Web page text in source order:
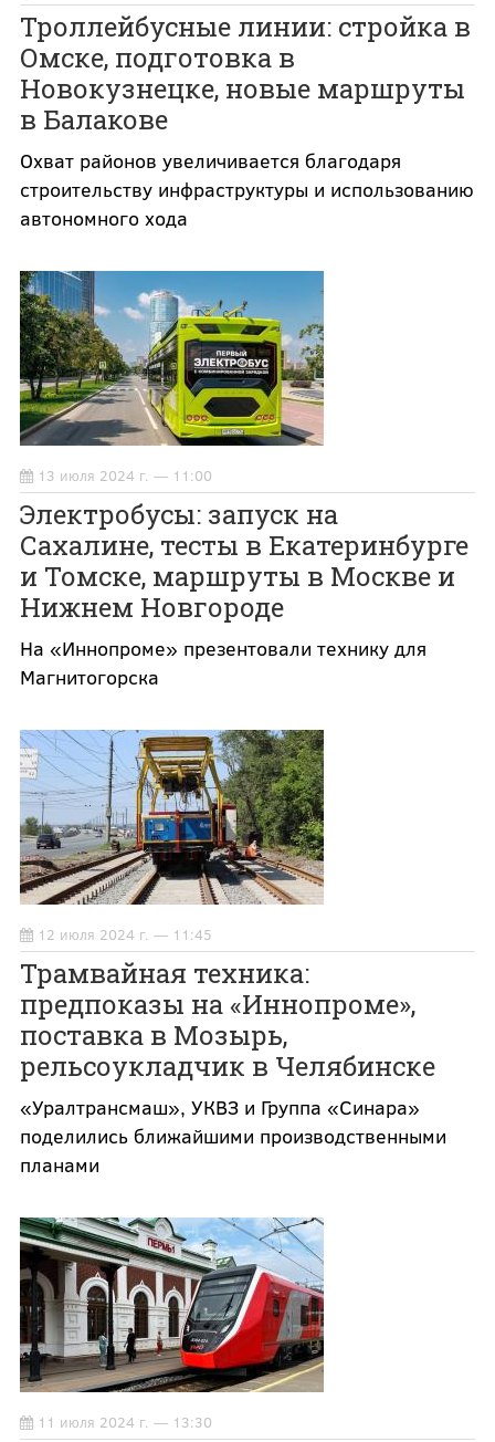
Троллейбусные линии: стройка в
Омске, подготовка в
Новокузнецке, новые маршруты
в Балакове
Охват районов увеличивается благодаря
строительству инфраструктуры и использованию
автономного хода
13 июля 2024 г. — 11:00
Электробусы: запуск на
Сахалине, тесты в Екатеринбурге
и Томске, маршруты в Москве и
Нижнем Новгороде
На «Иннопроме» презентовали технику для
Магнитогорска
12 июля 2024 г. — 11:45
Трамвайная техника:
предпоказы на «Иннопроме»,
поставка в Мозырь,
рельсоукладчик в Челябинске
«Уралтрансмаш», УКВЗ и Группа «Синара»
поделились ближайшими производственными
планами
11 июля 2024 г. — 13:30